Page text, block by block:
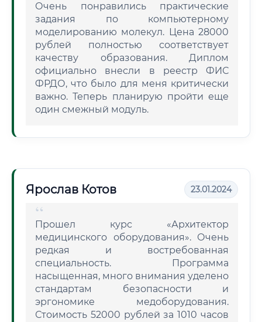
Очень понравились практические
задания по компьютерному
моделированию молекул. Цена 28000
рублей полностью соответствует
качеству образования. Диплом
официально внесли в реестр ФИС
ФРДО, что было для меня критически
важно. Теперь планирую пройти еще
один смежный модуль.
Ярослав Котов 23.01.2024
Прошел курс «Архитектор
медицинского оборудования». Очень
редкая и востребованная
специальность. Программа
насыщенная, много внимания уделено
стандартам безопасности и
эргономике медоборудования.
Стоимость 52000 рублей за 1010 часов